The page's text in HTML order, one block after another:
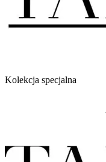
Kolekcja specjalna